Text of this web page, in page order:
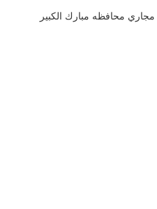
محافظه مبارك الكبير